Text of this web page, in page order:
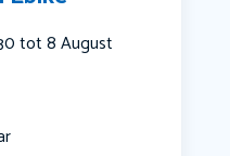
tot 8 August